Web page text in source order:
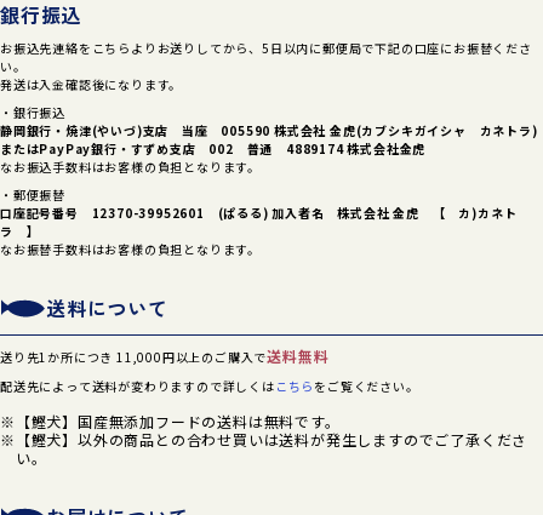
銀行振込
お振込先連絡をこちらよりお送りしてから、5日以内に郵便局で下記の口座にお振替くださ
い。
発送は入金確認後になります。
・銀行振込
静岡銀行・焼津(やいづ)支店 当座 005590 株式会社 金虎(カブシキガイシャ カネトラ)
またはPayPay銀行・すずめ支店 002 普通 4889174 株式会社金虎
なお振込手数料はお客様の負担となります。
・郵便振替
口座記号番号 12370-39952601 (ぱるる) 加入者名 株式会社 金虎 【 カ)カネト
ラ 】
なお振替手数料はお客様の負担となります。
送料について
送り先1か所につき 11,000円以上のご購入で送料無料
配送先によって送料が変わりますので詳しくは こちら をご覧ください。
【鰹犬】国産無添加フードの送料は無料です。
【鰹犬】以外の商品との合わせ買いは送料が発生しますのでご了承くださ
い。